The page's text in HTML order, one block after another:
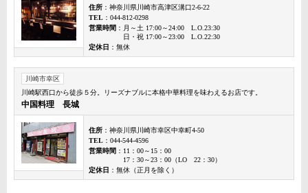
住所 ：神奈川県川崎市高津区溝口2-6-22
TEL ：044-812-0298
営業時間 ：月～土 17:00～24:00 L.O.23:30
日・祝 17:00～23:00 L.O.22:30
定休日 ：無休
川崎市幸区
川崎駅西口から徒歩５分。リーズナブルに本格中華料理を味わえるお店です。
中国料理 長城
住所 ：神奈川県川崎市幸区中幸町4-50
TEL ：044-544-4596
営業時間 ：11：00～15：00
17：30～23：00（LO 22：30）
定休日 ：無休（正月を除く）